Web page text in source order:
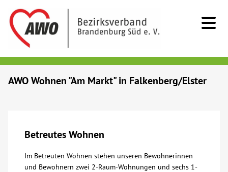
Menschen mit Behinderung
Beratung & Hilfe
AWO Wohnen "Am Markt" in Falkenberg/Elster
Betreutes Wohnen
Im Betreuten Wohnen stehen unseren Bewohnerinnen
und Bewohnern zwei 2-Raum-Wohnungen und sechs 1-